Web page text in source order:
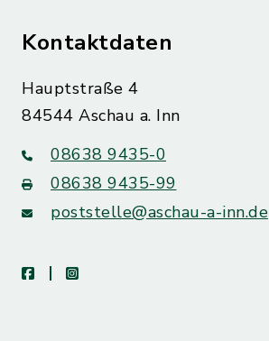
Kontaktdaten
Hauptstraße 4
84544 Aschau a. Inn
08638 9435-0
08638 9435-99
poststelle@aschau-a-inn.de
facebookinstagram